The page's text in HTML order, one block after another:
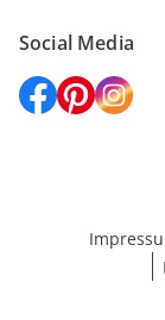
Social Media